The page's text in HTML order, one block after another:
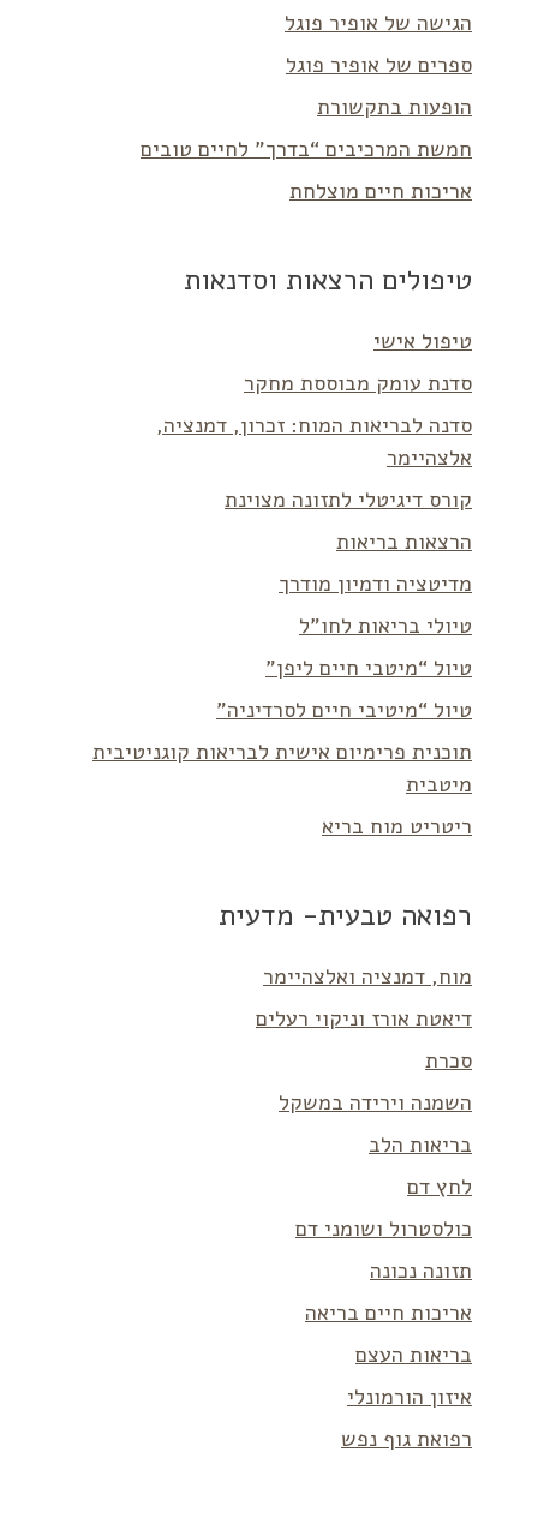
הגישה של אופיר פוגל
ספרים של אופיר פוגל
הופעות בתקשורת
חמשת המרכיבים “בדרך” לחיים טובים
אריכות חיים מוצלחת
טיפולים הרצאות וסדנאות
טיפול אישי
סדנת עומק מבוססת מחקר
סדנה לבריאות המוח: זכרון, דמנציה,
אלצהיימר
קורס דיגיטלי לתזונה מצוינת
הרצאות בריאות
מדיטציה ודמיון מודרך
טיולי בריאות לחו”ל
טיול “מיטבי חיים ליפן”
טיול “מיטיבי חיים לסרדיניה”
תוכנית פרימיום אישית לבריאות קוגניטיבית
מיטבית
ריטריט מוח בריא
רפואה טבעית- מדעית
מוח, דמנציה ואלצהיימר
דיאטת אורז וניקוי רעלים
סכרת
השמנה וירידה במשקל
בריאות הלב
לחץ דם
כולסטרול ושומני דם
תזונה נכונה
אריכות חיים בריאה
בריאות העצם
איזון הורמונלי
רפואת גוף נפש